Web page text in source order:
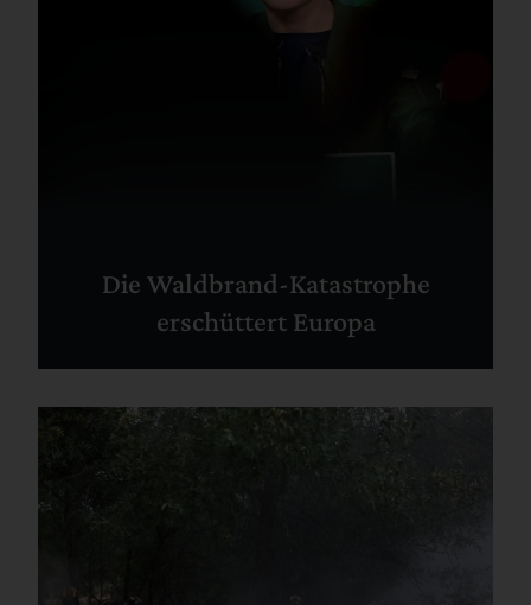
Die Waldbrand-Katastrophe
erschüttert Europa